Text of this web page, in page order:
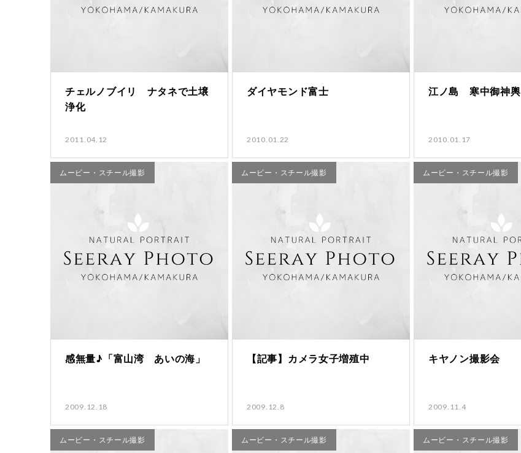
チェルノブイリ ナタネで土壌
浄化
2011.04.12
ダイヤモンド富士
2010.01.22
江ノ島 寒中御神輿
2010.01.17
ムービー・スチール撮影
感無量♪「富山湾 あいの海」
2009.12.18
ムービー・スチール撮影
【記事】カメラ女子増殖中
2009.12.8
ムービー・スチール撮影
キヤノン撮影会
2009.11.4
ムービー・スチール撮影 ムービー・スチール撮影 ムービー・スチール撮影